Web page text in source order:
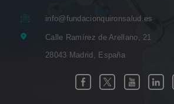
info@fundacionquironsalud.es
Calle Ramírez de Arellano, 21
28043 Madrid, España
Facebook
Enlace Twitter
Enlace Youtube
Enlace Enlace